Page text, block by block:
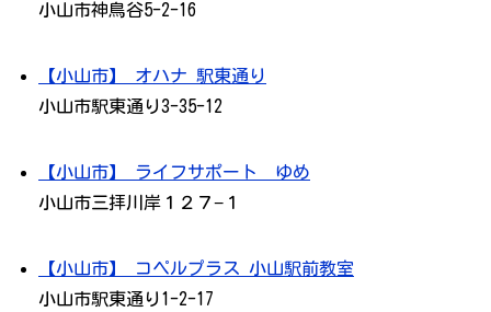
小山市神鳥谷5-2-16
【小山市】 オハナ 駅東通り
小山市駅東通り3-35-12
【小山市】 ライフサポート ゆめ
小山市三拝川岸１２７−１
【小山市】 コペルプラス 小山駅前教室
小山市駅東通り1-2-17